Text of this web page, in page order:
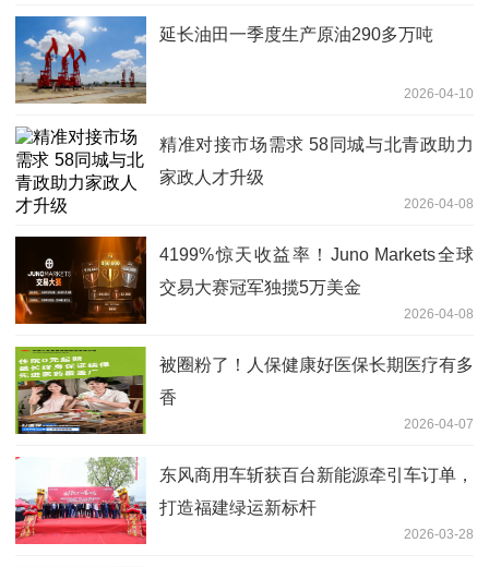
延长油田一季度生产原油290多万吨
2026-04-10
精准对接市场需求 58同城与北青政助力
家政人才升级
2026-04-08
4199%惊天收益率！Juno Markets全球
交易大赛冠军独揽5万美金
2026-04-08
被圈粉了！人保健康好医保长期医疗有多
香
2026-04-07
东风商用车斩获百台新能源牵引车订单，
打造福建绿运新标杆
2026-03-28